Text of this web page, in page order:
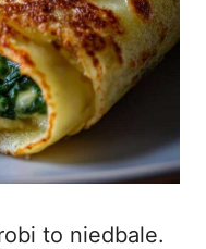
to niedbale.